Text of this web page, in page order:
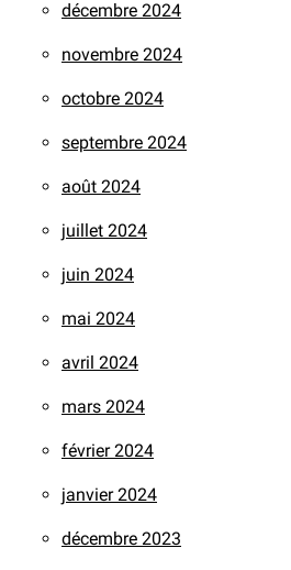
décembre 2024
novembre 2024
octobre 2024
septembre 2024
août 2024
juillet 2024
juin 2024
mai 2024
avril 2024
mars 2024
février 2024
janvier 2024
décembre 2023